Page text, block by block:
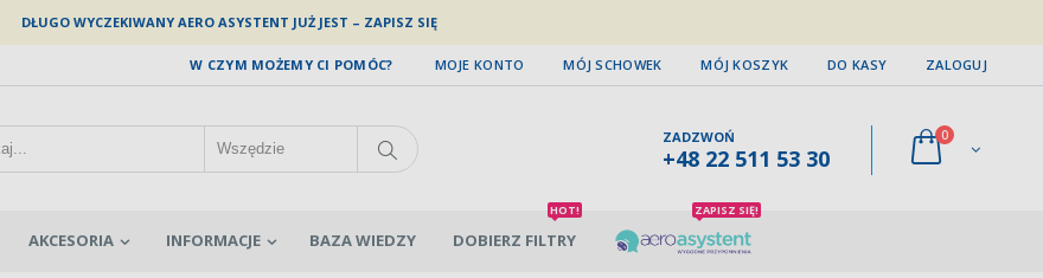
DŁUGO WYCZEKIWANY AERO ASYSTENT JUŻ JEST – ZAPISZ SIĘ
MOJE KONTO MÓJ SCHOWEK MÓJ KOSZYK DO KASY ZALOGUJ
W CZYM MOŻEMY CI POMÓC?
ZADZWOŃ
+48 22 511 53 30
0
AKCESORIA INFORMACJE BAZA WIEDZY DOBIERZ FILTRY
HOT! ZAPISZ SIĘ!